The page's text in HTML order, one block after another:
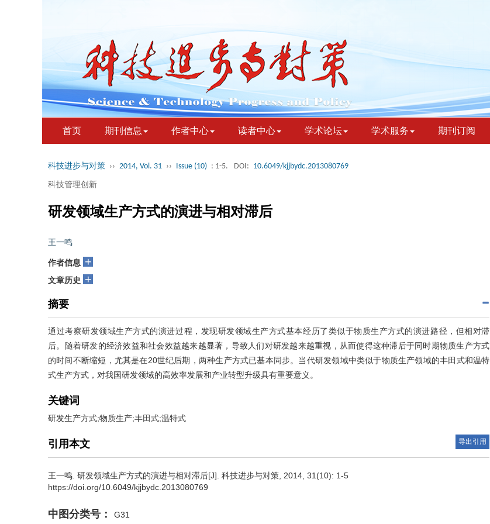
首页 期刊信息 作者中心 读者中心 学术论坛 学术服务 期刊订阅
科技进步与对策 ›› 2014, Vol. 31 ›› Issue (10) : 1-5. DOI: 10.6049/kjjbydc.2013080769
科技管理创新
研发领域生产方式的演进与相对滞后
王一鸣
作者信息 +
文章历史 +
摘要
通过考察研发领域生产方式的演进过程，发现研发领域生产方式基本经历了类似于物质生产方式的演进路径，但相对滞
后。随着研发的经济效益和社会效益越来越显著，导致人们对研发越来越重视，从而使得这种滞后于同时期物质生产方式
的时间不断缩短，尤其是在20世纪后期，两种生产方式已基本同步。当代研发领域中类似于物质生产领域的丰田式和温特
式生产方式，对我国研发领域的高效率发展和产业转型升级具有重要意义。
关键词
研发生产方式;物质生产;丰田式;温特式
引用本文 导出引用
王一鸣 研发领域生产方式的演进与相对滞后[J]. 科技进步与对策, 2014, 31(10): 1-5
https://doi.org/10.6049/kjjbydc.2013080769
中图分类号： G31